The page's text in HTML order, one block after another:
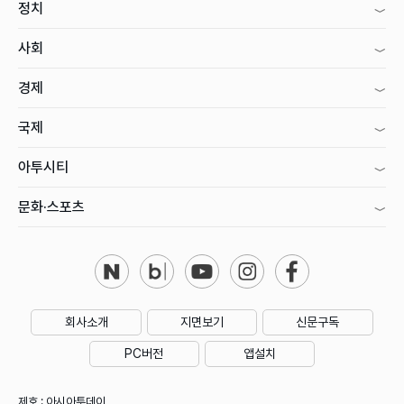
정치
사회
경제
국제
아투시티
문화·스포츠
회사소개 지면보기 신문구독
PC버전 앱설치